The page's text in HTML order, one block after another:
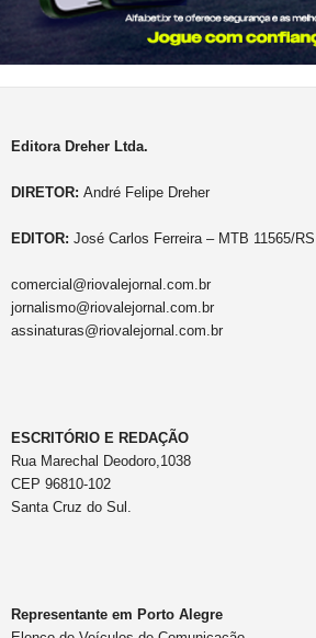
Editora Dreher Ltda.
DIRETOR: André Felipe Dreher
EDITOR: José Carlos Ferreira – MTB 11565/RS
comercial@riovalejornal.com.br
jornalismo@riovalejornal.com.br
assinaturas@riovalejornal.com.br
ESCRITÓRIO E REDAÇÃO
Rua Marechal Deodoro,1038
CEP 96810-102
Santa Cruz do Sul.
Representante em Porto Alegre